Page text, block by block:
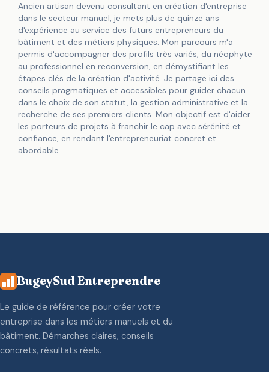
Ancien artisan devenu consultant en création d'entreprise
dans le secteur manuel, je mets plus de quinze ans
d'expérience au service des futurs entrepreneurs du
bâtiment et des métiers physiques. Mon parcours m'a
permis d'accompagner des profils très variés, du néophyte
au professionnel en reconversion, en démystifiant les
étapes clés de la création d'activité. Je partage ici des
conseils pragmatiques et accessibles pour guider chacun
dans le choix de son statut, la gestion administrative et la
recherche de ses premiers clients. Mon objectif est d'aider
les porteurs de projets à franchir le cap avec sérénité et
confiance, en rendant l'entrepreneuriat concret et
abordable.
BugeySud Entreprendre
Le guide de référence pour créer votre
entreprise dans les métiers manuels et du
bâtiment. Démarches claires, conseils
concrets, résultats réels.